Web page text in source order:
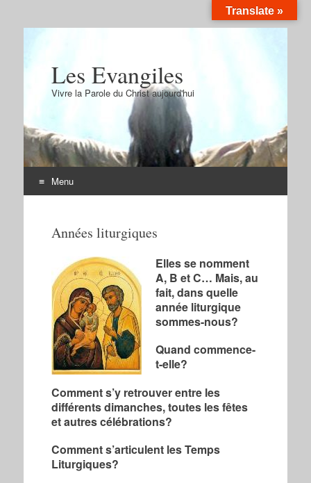
Les Evangiles
Vivre la Parole du Christ aujourd'hui
Menu
contenuAnnées liturgiques
Elles se nomment
A, B et C… Mais, au
fait, dans quelle
année liturgique
sommes-nous?
Quand commence-
t-elle?
Comment s’y retrouver entre les
différents dimanches, toutes les fêtes
et autres célébrations?
Comment s’articulent les Temps
Liturgiques?
Translate »